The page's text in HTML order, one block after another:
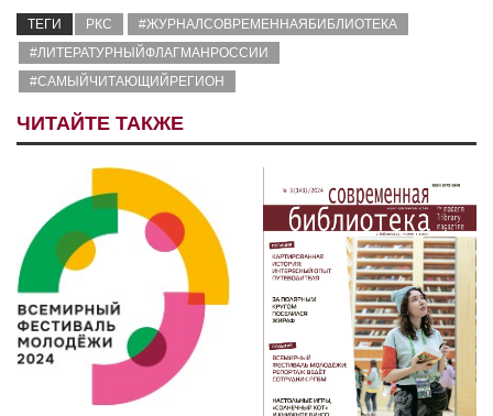
ТЕГИ РКС
#ЖУРНАЛСОВРЕМЕННАЯБИБЛИОТЕКА
#ЛИТЕРАТУРНЫЙФЛАГМАНРОССИИ
#САМЫЙЧИТАЮЩИЙРЕГИОН
ЧИТАЙТЕ ТАКЖЕ